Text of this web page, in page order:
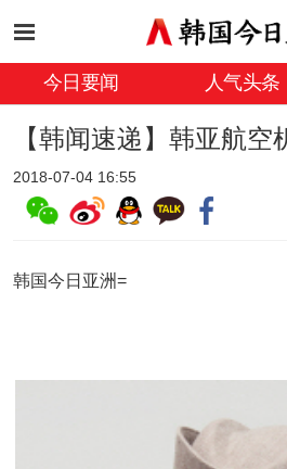
今日要闻 人气头条
【韩闻速递】韩亚航
2018-07-04 16:55
韩国今日亚洲=